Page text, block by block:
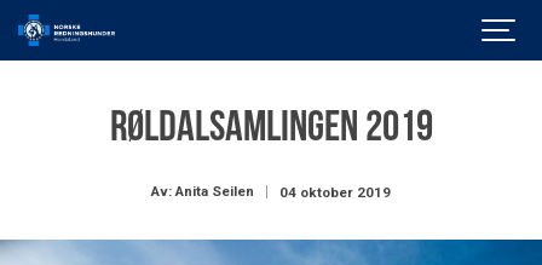
RØLDALSAMLINGEN 2019
Av: Anita Seilen 04 oktober 2019